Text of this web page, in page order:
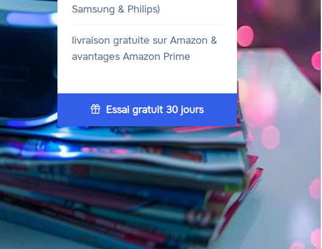
Samsung & Philips)
livraison gratuite sur Amazon &
avantages Amazon Prime
Essai gratuit 30 jours